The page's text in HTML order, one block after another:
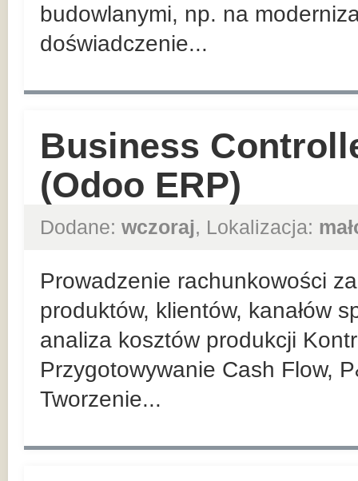
budowlanymi, np. na
doświadczenie...
Business
(Odoo ERP)
Dodane: wczoraj, Lokalizacja:
Prowadzenie rachunkowości
produktów, klientów, kanałów
analiza kosztów produkcji
Przygotowywanie Cash Flow,
Tworzenie...